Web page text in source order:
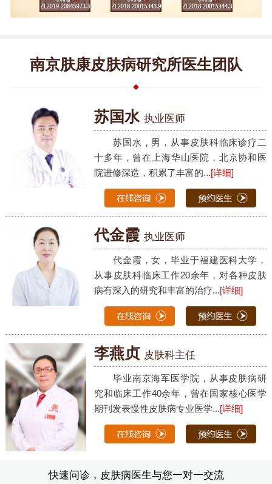
南京肤康皮肤病研究所医生团队
苏国水 执业医师
苏国水，男，从事皮肤科临床诊疗二
十多年，曾在上海华山医院，北京协和医
院进修深造，积累了丰富的...[详细]
代金霞 执业医师
代金霞，女，毕业于福建医科大学，
从事皮肤科临床工作20余年，对各种皮肤
病有深入的研究和丰富的治疗...[详细]
李燕贞 皮肤科主任
毕业南京海军医学院，从事皮肤病研
究和临床工作40余年，曾在国家核心医学
期刊发表慢性皮肤病专业医学...[详细]
快速问诊，皮肤病医生与您一对一交流